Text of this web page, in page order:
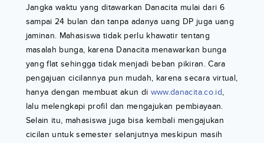
Jangka waktu yang ditawarkan Danacita mulai dari 6
sampai 24 bulan dan tanpa adanya uang DP juga uang
jaminan. Mahasiswa tidak perlu khawatir tentang
masalah bunga, karena Danacita menawarkan bunga
yang flat sehingga tidak menjadi beban pikiran. Cara
pengajuan cicilannya pun mudah, karena secara virtual,
hanya dengan membuat akun di www.danacita.co.id,
lalu melengkapi profil dan mengajukan pembiayaan.
Selain itu, mahasiswa juga bisa kembali mengajukan
cicilan untuk semester selanjutnya meskipun masih